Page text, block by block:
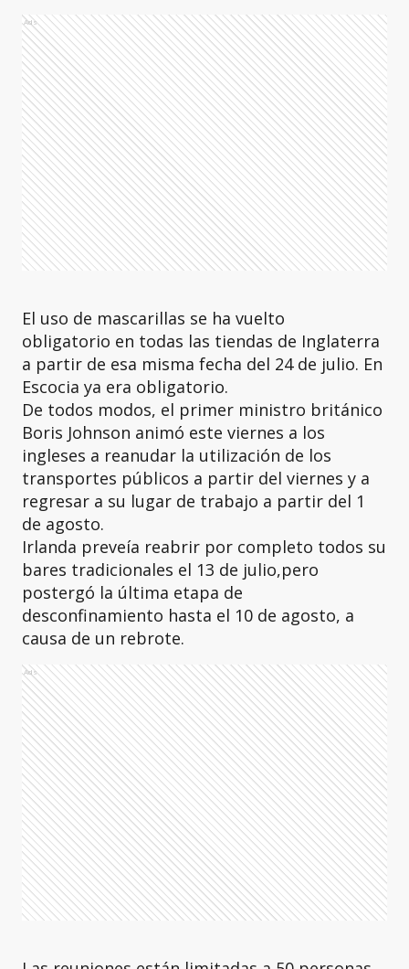
Ads
El uso de mascarillas se ha vuelto
obligatorio en todas las tiendas de Inglaterra
a partir de esa misma fecha del 24 de julio. En
Escocia ya era obligatorio.
De todos modos, el primer ministro británico
Boris Johnson animó este viernes a los
ingleses a reanudar la utilización de los
transportes públicos a partir del viernes y a
regresar a su lugar de trabajo a partir del 1
de agosto.
Irlanda preveía reabrir por completo todos su
bares tradicionales el 13 de julio,pero
postergó la última etapa de
desconfinamiento hasta el 10 de agosto, a
causa de un rebrote.
Ads